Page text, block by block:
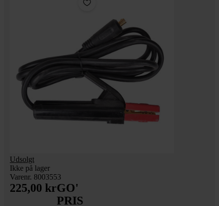
Udsolgt
Ikke på lager
Varenr. 8003553
225,00 krGO'
PRIS